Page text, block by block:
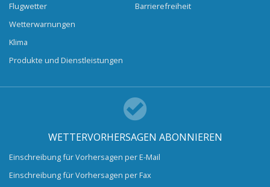
Flugwetter
Wetterwarnungen
Klima
Produkte und Dienstleistungen
Barrierefreiheit
WETTERVORHERSAGEN ABONNIEREN
Einschreibung für Vorhersagen per E-Mail
Einschreibung für Vorhersagen per Fax